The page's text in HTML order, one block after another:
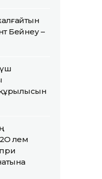
Бейнеу –
әлем